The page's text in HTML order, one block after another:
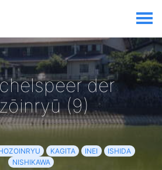
der
(9)
KAGITA INEI
ISHIDA
NISHIKAWA